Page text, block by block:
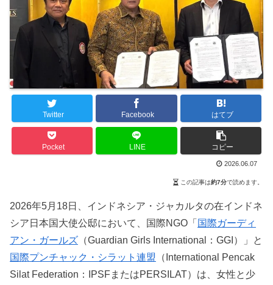
Twitter Facebook はてブ
Pocket LINE コピー
2026.06.07
この記事は約7分で読めます。
2026年5月18日、インドネシア・ジャカルタの在インドネ
シア日本国大使公邸において、国際NGO「 国際ガーディ
アン・ガールズ （Guardian Girls International：GGI）」と
国際プンチャック・シラット連盟
（International Pencak
Silat Federation：IPSFまたはPERSILAT）は、女性と少